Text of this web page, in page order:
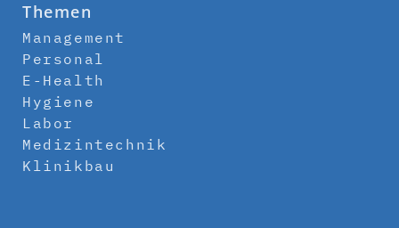
Themen
Management
Personal
E-Health
Hygiene
Labor
Medizintechnik
Klinikbau